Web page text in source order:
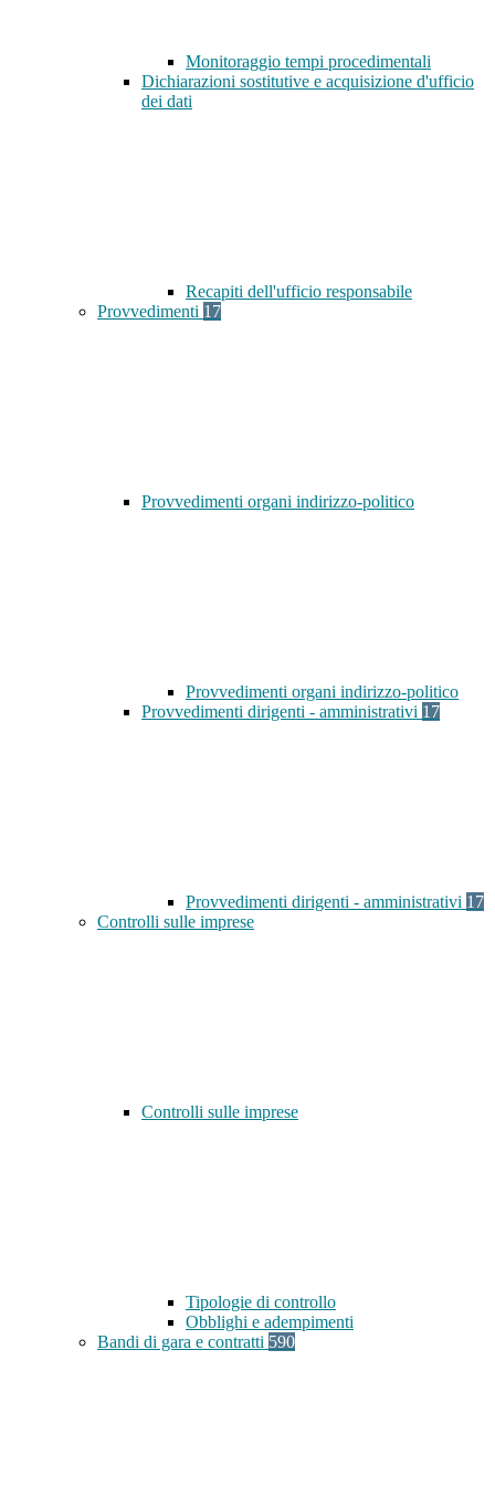
Monitoraggio tempi procedimentali
Dichiarazioni sostitutive e acquisizione d'ufficio
dei dati
Recapiti dell'ufficio responsabile
Provvedimenti 17
Provvedimenti organi indirizzo-politico
Provvedimenti organi indirizzo-politico
Provvedimenti dirigenti - amministrativi 17
Provvedimenti dirigenti - amministrativi 17
Controlli sulle imprese
Controlli sulle imprese
Tipologie di controllo
Obblighi e adempimenti
Bandi di gara e contratti 590